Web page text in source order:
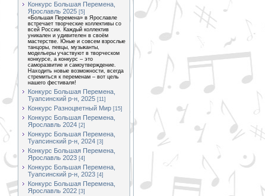
Конкурс Большая Перемена,
Ярославль 2025 [5]
«Большая Перемена» в Ярославле
встречает творческие коллективы со
всей России. Каждый коллектив
уникален и удивителен в своём
мастерстве. Юные и совсем взрослые
танцоры, певцы, музыканты,
модельеры участвуют в творческом
конкурсе, а конкурс – это
саморазвитие и самоутверждение.
Находить новые возможности, всегда
стремиться к переменам – вот цель
нашего фестиваля!
Конкурс Большая Перемена,
Туапсинский р-н, 2025 [11]
Конкурс Разноцветный Мир [15]
Конкурс Большая Перемена,
Ярославль 2024 [2]
Конкурс Большая Перемена,
Туапсинский р-н, 2024 [3]
Конкурс Большая Перемена,
Ярославль 2023 [4]
Конкурс Большая Перемена,
Туапсинский р-н, 2023 [4]
Конкурс Большая Перемена,
Ярославль 2022 [3]